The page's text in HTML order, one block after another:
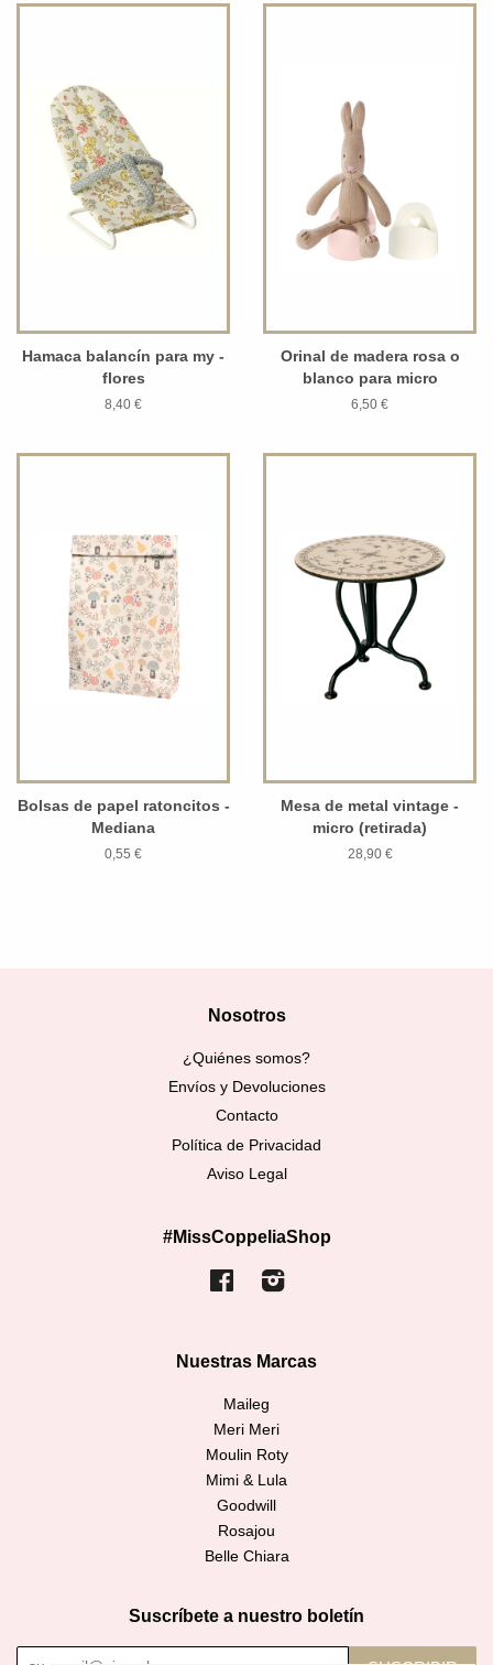
Hamaca balancín para my -
flores
8,40 €
Orinal de madera rosa o
blanco para micro
6,50 €
Bolsas de papel ratoncitos -
Mediana
0,55 €
Mesa de metal vintage -
micro (retirada)
28,90 €
Nosotros
¿Quiénes somos?
Envíos y Devoluciones
Contacto
Política de Privacidad
Aviso Legal
#MissCoppeliaShop
FacebookInstagram
Nuestras Marcas
Maileg
Meri Meri
Moulin Roty
Mimi & Lula
Goodwill
Rosajou
Belle Chiara
Suscríbete a nuestro boletín